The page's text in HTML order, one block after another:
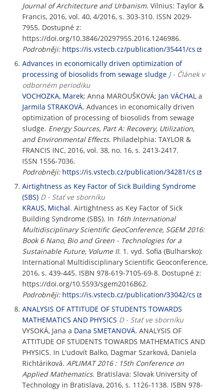
Journal of Architecture and Urbanism. Vilnius: Taylor &
Francis, 2016, vol. 40, 4/2016, s. 303-310. ISSN 2029-
7955. Dostupné z:
https://doi.org/10.3846/20297955.2016.1246986.
Podrobněji: https://is.vstecb.cz/publication/35441/cs
Advances in economically driven optimization of
processing of biosolids from sewage sludge J - Článek v
odborném periodiku
VOCHOZKA, Marek; Anna MAROUŠKOVÁ; Jan VÁCHAL a
Jarmila STRAKOVÁ. Advances in economically driven
optimization of processing of biosolids from sewage
sludge. Energy Sources, Part A: Recovery, Utilization,
and Environmental Effects. Philadelphia: TAYLOR &
FRANCIS INC, 2016, vol. 38, no. 16, s. 2413-2417.
ISSN 1556-7036.
Podrobněji: https://is.vstecb.cz/publication/34281/cs
Airtightness as Key Factor of Sick Building Syndrome
(SBS) D - Stať ve sborníku
KRAUS, Michal. Airtightness as Key Factor of Sick
Building Syndrome (SBS). In 16th International
Multidisciplinary Scientific GeoConference, SGEM 2016:
Book 6 Nano, Bio and Green - Technologies for a
Sustainable Future, Volume II. 1. vyd. Sofia (Bulharsko):
International Multidisciplinary Scientific Geoconference,
2016, s. 439-445. ISBN 978-619-7105-69-8. Dostupné z:
https://doi.org/10.5593/sgem2016B62.
Podrobněji: https://is.vstecb.cz/publication/33042/cs
ANALYSIS OF ATTITUDE OF STUDENTS TOWARDS
MATHEMATICS AND PHYSICS D - Stať ve sborníku
VYSOKÁ, Jana a Dana SMETANOVÁ. ANALYSIS OF
ATTITUDE OF STUDENTS TOWARDS MATHEMATICS AND
PHYSICS. In L'udovít Balko, Dagmar Szarková, Daniela
Richtáriková. APLIMAT 2016 : 15th Conference on
Applied Mathematics. Bratislava: Slovak University of
Technology in Bratislava, 2016, s. 1126-1138. ISBN 978-